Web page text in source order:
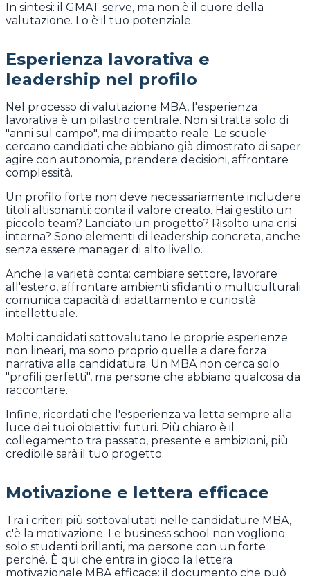
In sintesi: il GMAT serve, ma non è il cuore della
valutazione. Lo è il tuo potenziale.
Esperienza lavorativa e
leadership nel profilo
Nel processo di valutazione MBA, l'esperienza
lavorativa è un pilastro centrale. Non si tratta solo di
"anni sul campo", ma di impatto reale. Le scuole
cercano candidati che abbiano già dimostrato di saper
agire con autonomia, prendere decisioni, affrontare
complessità.
Un profilo forte non deve necessariamente includere
titoli altisonanti: conta il valore creato. Hai gestito un
piccolo team? Lanciato un progetto? Risolto una crisi
interna? Sono elementi di leadership concreta, anche
senza essere manager di alto livello.
Anche la varietà conta: cambiare settore, lavorare
all'estero, affrontare ambienti sfidanti o multiculturali
comunica capacità di adattamento e curiosità
intellettuale.
Molti candidati sottovalutano le proprie esperienze
non lineari, ma sono proprio quelle a dare forza
narrativa alla candidatura. Un MBA non cerca solo
"profili perfetti", ma persone che abbiano qualcosa da
raccontare.
Infine, ricordati che l'esperienza va letta sempre alla
luce dei tuoi obiettivi futuri. Più chiaro è il
collegamento tra passato, presente e ambizioni, più
credibile sarà il tuo progetto.
Motivazione e lettera efficace
Tra i criteri più sottovalutati nelle candidature MBA,
c'è la motivazione. Le business school non vogliono
solo studenti brillanti, ma persone con un forte
perché. È qui che entra in gioco la lettera
motivazionale MBA efficace: il documento che può